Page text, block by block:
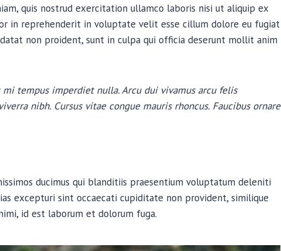
quis nostrud exercitation ullamco laboris nisi ut aliquip ex
in reprehenderit in voluptate velit esse cillum dolore eu fugiat
non proident, sunt in culpa qui officia deserunt mollit anim
tempus imperdiet nulla. Arcu dui vivamus arcu felis
nibh. Cursus vitae congue mauris rhoncus. Faucibus ornare
ducimus qui blanditiis praesentium voluptatum deleniti
excepturi sint occaecati cupiditate non provident, similique
id est laborum et dolorum fuga.